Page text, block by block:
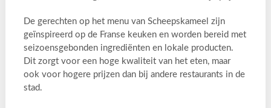
De gerechten op het menu van Scheepskameel zijn
geïnspireerd op de Franse keuken en worden bereid met
seizoensgebonden ingrediënten en lokale producten.
Dit zorgt voor een hoge kwaliteit van het eten, maar
ook voor hogere prijzen dan bij andere restaurants in de
stad.